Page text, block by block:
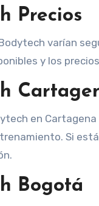
Precios
varían
y los
en
Si
Bogotá